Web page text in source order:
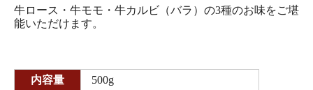
牛ロース・牛モモ・牛カルビ（バラ）の3種のお味をご堪
能いただけます。
内容量 500g